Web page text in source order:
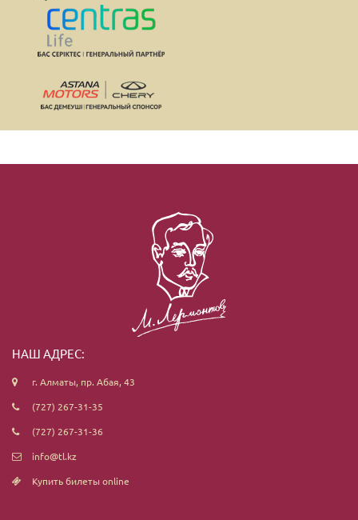
НАШ АДРЕС:
г. Алматы, пр. Абая, 43
(727) 267-31-35
(727) 267-31-36
info@tl.kz
Купить билеты online